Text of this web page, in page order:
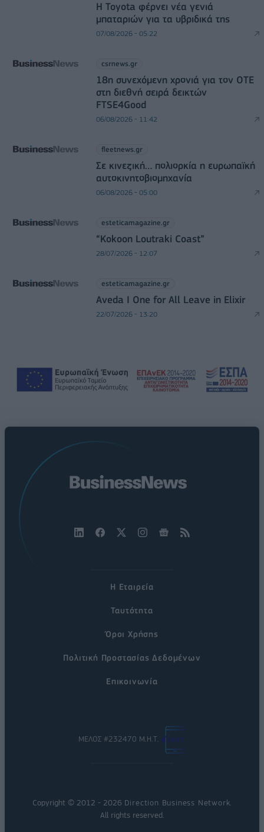
Η Toyota φέρνει νέα γενιά
μπαταριών για τα υβριδικά της
07/08/2026 - 05:22
csrnews.gr
18η συνεχόμενη χρονιά για τον ΟΤΕ
στη διεθνή σειρά δεικτών
FTSE4Good
06/08/2026 - 11:42
fleetnews.gr
Σε κινεζική… πολιορκία η ευρωπαϊκή
αυτοκινητοβιομηχανία
06/08/2026 - 05:00
esteticamagazine.gr
“Kokoon Loutraki Coast”
28/07/2026 - 12:07
esteticamagazine.gr
Aveda I One for All Leave in Elixir
22/07/2026 - 13:20
Η Εταιρεία
Ταυτότητα
Όροι Χρήσης
Πολιτική Προστασίας Δεδομένων
Επικοινωνία
ΜΕΛΟΣ #232470 Μ.Η.Τ.
Copyright © 2012 - 2026 Direction Business Network
All rights reserved.